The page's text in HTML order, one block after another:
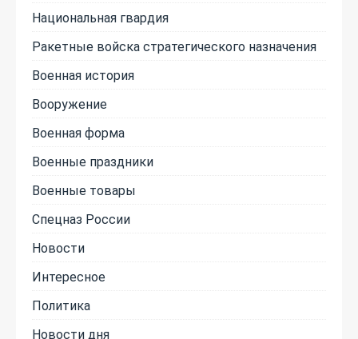
Национальная гвардия
Ракетные войска стратегического назначения
Военная история
Вооружение
Военная форма
Военные праздники
Военные товары
Спецназ России
Новости
Интересное
Политика
Новости дня